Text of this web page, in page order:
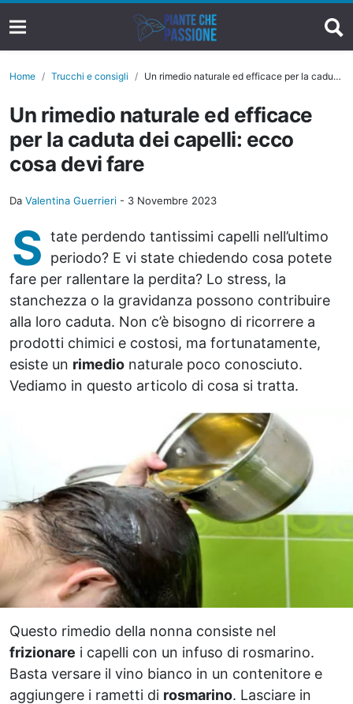
Home Trucchi e consigli Un rimedio naturale ed efficace per la caduta dei capelli: ecco cosa devi fare
Un rimedio naturale ed efficace
per la caduta dei capelli: ecco
cosa devi fare
Da Valentina Guerrieri - 3 Novembre 2023
S tate perdendo tantissimi capelli nell’ultimo
periodo? E vi state chiedendo cosa potete
fare per rallentare la perdita? Lo stress, la
stanchezza o la gravidanza possono contribuire
alla loro caduta. Non c’è bisogno di ricorrere a
prodotti chimici e costosi, ma fortunatamente,
esiste un rimedio naturale poco conosciuto.
Vediamo in questo articolo di cosa si tratta.
Questo rimedio della nonna consiste nel
frizionare i capelli con un infuso di rosmarino.
Basta versare il vino bianco in un contenitore e
aggiungere i rametti di rosmarino. Lasciare in